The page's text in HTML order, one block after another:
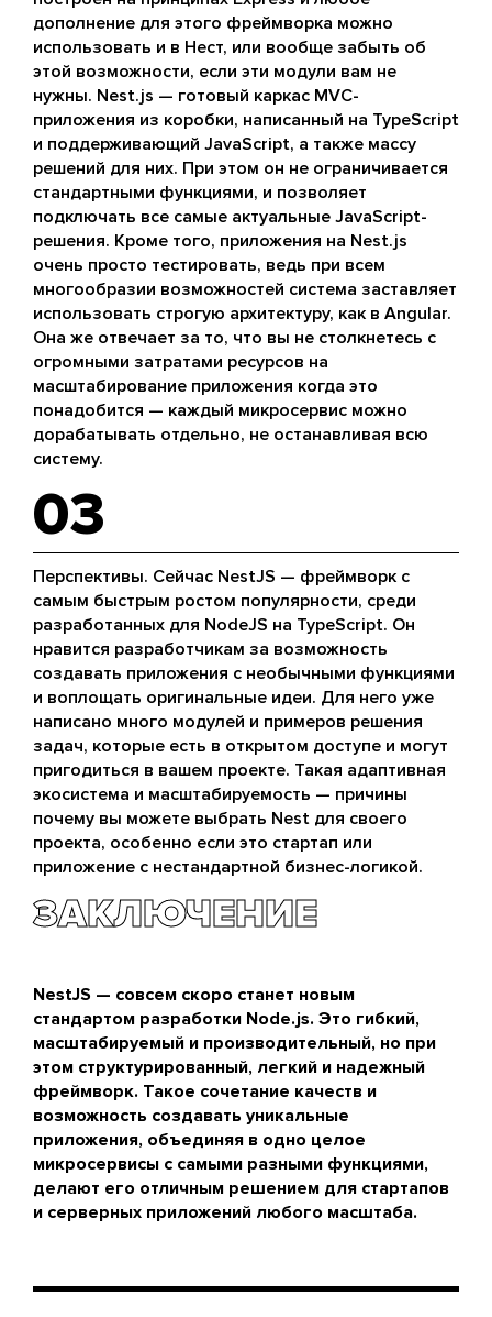
дополнение для этого фреймворка можно
использовать и в Нест, или вообще забыть об
этой возможности, если эти модули вам не
нужны. Nest.js — готовый каркас MVC-
приложения из коробки, написанный на TypeScript
и поддерживающий JavaScript, а также массу
решений для них. При этом он не ограничивается
стандартными функциями, и позволяет
подключать все самые актуальные JavaScript-
решения. Кроме того, приложения на Nest.js
очень просто тестировать, ведь при всем
многообразии возможностей система заставляет
использовать строгую архитектуру, как в Angular.
Она же отвечает за то, что вы не столкнетесь с
огромными затратами ресурсов на
масштабирование приложения когда это
понадобится — каждый микросервис можно
дорабатывать отдельно, не останавливая всю
систему.
03
Перспективы. Сейчас NestJS — фреймворк с
самым быстрым ростом популярности, среди
разработанных для NodeJS на TypeScript. Он
нравится разработчикам за возможность
создавать приложения с необычными функциями
и воплощать оригинальные идеи. Для него уже
написано много модулей и примеров решения
задач, которые есть в открытом доступе и могут
пригодиться в вашем проекте. Такая адаптивная
экосистема и масштабируемость — причины
почему вы можете выбрать Nest для своего
проекта, особенно если это стартап или
приложение с нестандартной бизнес-логикой.
ЗАКЛЮЧЕНИЕ
NestJS — совсем скоро станет новым
стандартом разработки Node.js. Это гибкий,
масштабируемый и производительный, но при
этом структурированный, легкий и надежный
фреймворк. Такое сочетание качеств и
возможность создавать уникальные
приложения, объединяя в одно целое
микросервисы с самыми разными функциями,
делают его отличным решением для стартапов
и серверных приложений любого масштаба.